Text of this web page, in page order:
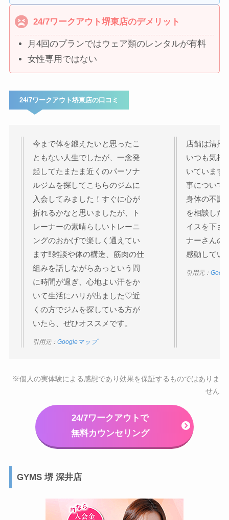
24/7ワークアウト堺東店のデメリット
月4回のプランではウェア類のレンタルが有料
女性専用ではない
24/7ワークアウト堺東店の口コミ
今まで体を鍛えたいと思ったこ
ともない人生でしたが、一念発
起してたまたま近くのパーソナ
ルジムを探してこちらのジムに
入会してみました！すぐに心が
折れるかなと思いましたが、ト
レーナーの素晴らしいトレーニ
ングのおかげで楽しく通えてい
ます‼︎雑談や体の構造、筋肉の仕
組みを話しながらあっという間
に時間が過ぎ、心地よい汗をか
いて生活にハリが出ました♡近
くの方でジムを探している方が
いたら、ぜひオススメです。
引用元： Googleマップ
店舗は清掃
いつも気持
いています
事について
身体の不調
を相談した
イスを下さ
ナーさんの
感動してい
引用元：
※個人の実体験による感想であり効果を保証するものではありま
せん
24/7ワークアウトで
無料カウンセリング
GYMS 堺 深井店